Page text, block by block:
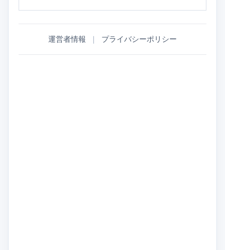
運営者情報 ｜ プライバシーポリシー